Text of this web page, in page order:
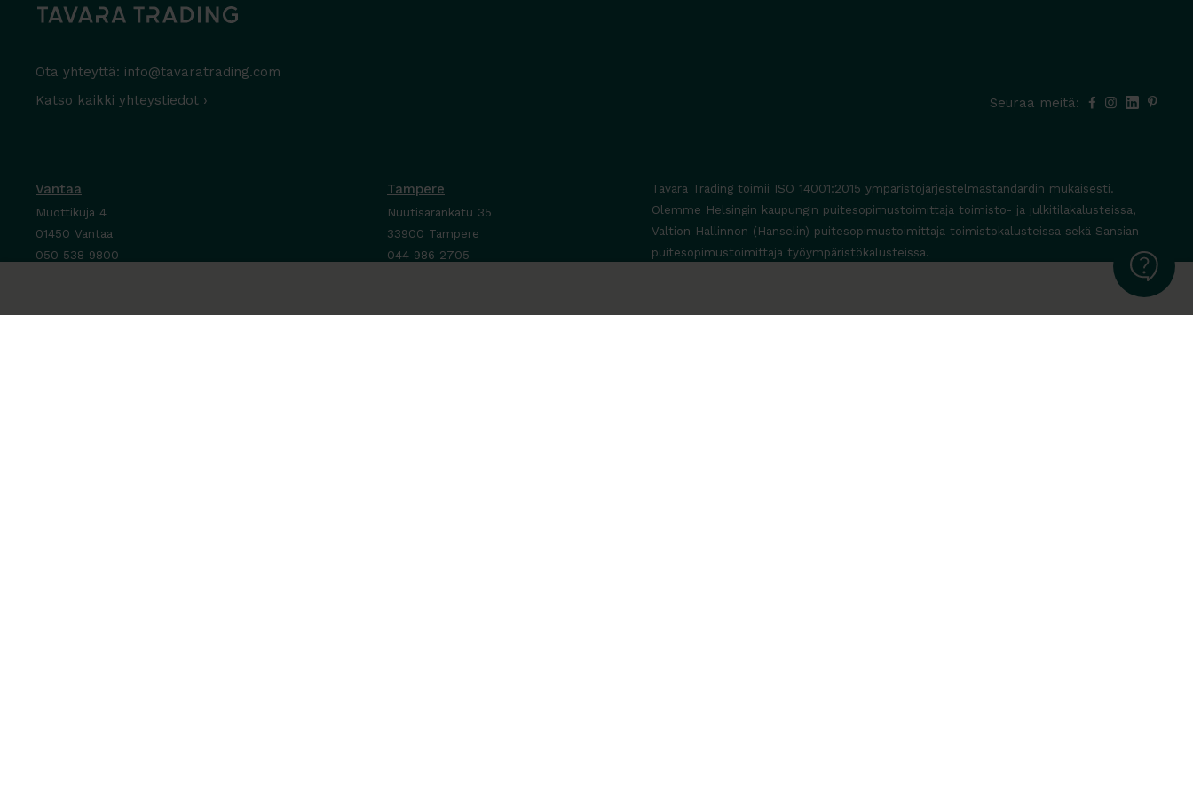
Ota yhteyttä: info@tavaratrading.com
Katso kaikki yhteystiedot ›
Seuraa meitä:
Vantaa
Muottikuja 4
01450 Vantaa
050 538 9800
Tampere
Nuutisarankatu 35
33900 Tampere
044 986 2705
Tavara Trading toimii ISO 14001:2015 ympäristöjärjestelmästandardin mukaisesti.
Olemme Helsingin kaupungin puitesopimustoimittaja toimisto- ja julkitilakalusteissa,
Valtion Hallinnon (Hanselin) puitesopimustoimittaja toimistokalusteissa sekä Sansian
puitesopimustoimittaja työympäristökalusteissa.